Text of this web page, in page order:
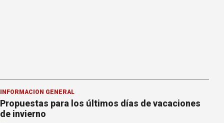
INFORMACION GENERAL
Propuestas para los últimos días de vacaciones
de invierno